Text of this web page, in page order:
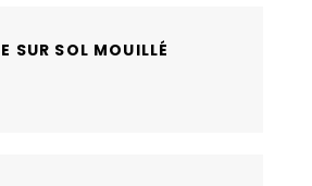
SUR SOL MOUILLÉ